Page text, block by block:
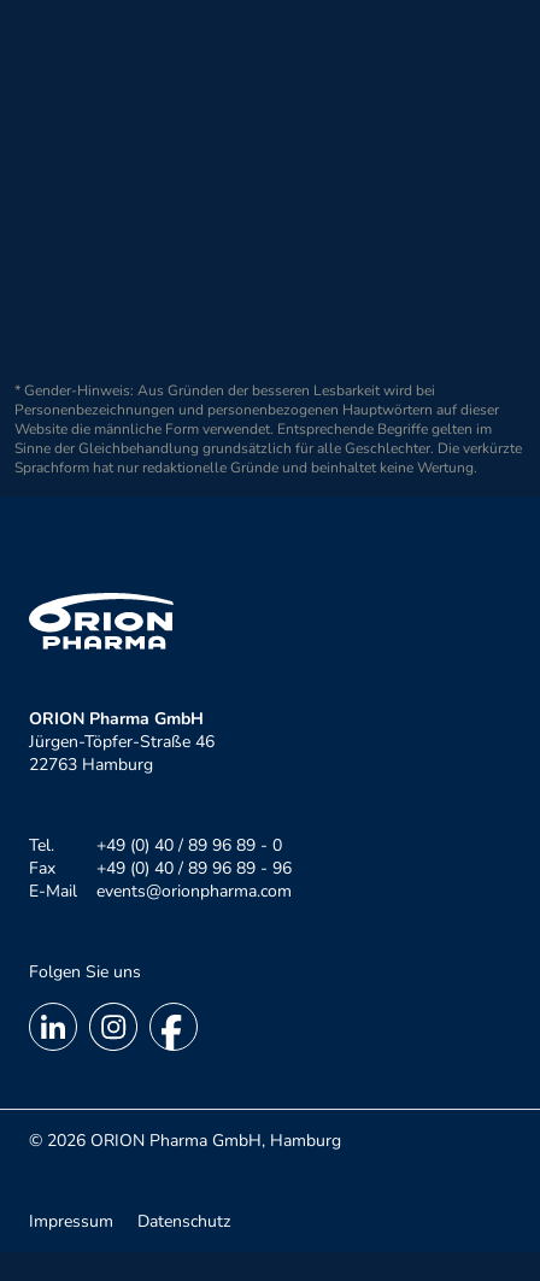
* Gender-Hinweis: Aus Gründen der besseren Lesbarkeit wird bei
Personenbezeichnungen und personenbezogenen Hauptwörtern auf dieser
Website die männliche Form verwendet. Entsprechende Begriffe gelten im
Sinne der Gleichbehandlung grundsätzlich für alle Geschlechter. Die verkürzte
Sprachform hat nur redaktionelle Gründe und beinhaltet keine Wertung.
ORION Pharma GmbH
Jürgen-Töpfer-Straße 46
22763 Hamburg
Tel.
+49 (0) 40 / 89 96 89 - 0
Fax
+49 (0) 40 / 89 96 89 - 96
E-Mail
events@orionpharma.com
Folgen Sie uns
© 2026 ORION Pharma GmbH, Hamburg
Impressum Datenschutz